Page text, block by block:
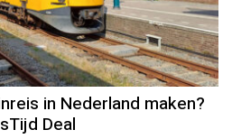
in Nederland maken?
Deal